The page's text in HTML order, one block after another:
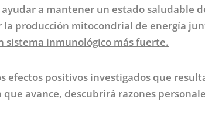
a mantener un estado saludable
producción mitocondrial de energía
sistema inmunológico más fuerte.
efectos positivos investigados que
avance, descubrirá razones